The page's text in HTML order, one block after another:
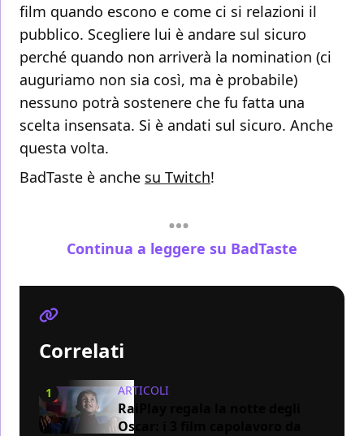
film quando escono e come ci si relazioni il
pubblico. Scegliere lui è andare sul sicuro
perché quando non arriverà la nomination (ci
auguriamo non sia così, ma è probabile)
nessuno potrà sostenere che fu fatta una
scelta insensata. Si è andati sul sicuro. Anche
questa volta.
BadTaste è anche su Twitch!
Continua a leggere su BadTaste
Correlati
1 ARTICOLI
RaiPlay regala la notte degli
Oscar: i 3 film capolavoro da